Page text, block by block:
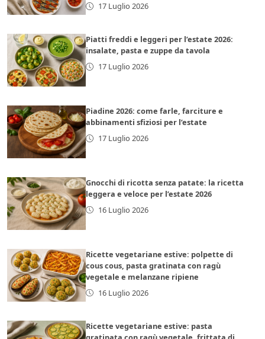
17 Luglio 2026
Piatti freddi e leggeri per l’estate 2026:
insalate, pasta e zuppe da tavola
17 Luglio 2026
Piadine 2026: come farle, farciture e
abbinamenti sfiziosi per l’estate
17 Luglio 2026
Gnocchi di ricotta senza patate: la ricetta
leggera e veloce per l’estate 2026
16 Luglio 2026
Ricette vegetariane estive: polpette di
cous cous, pasta gratinata con ragù
vegetale e melanzane ripiene
16 Luglio 2026
Ricette vegetariane estive: pasta